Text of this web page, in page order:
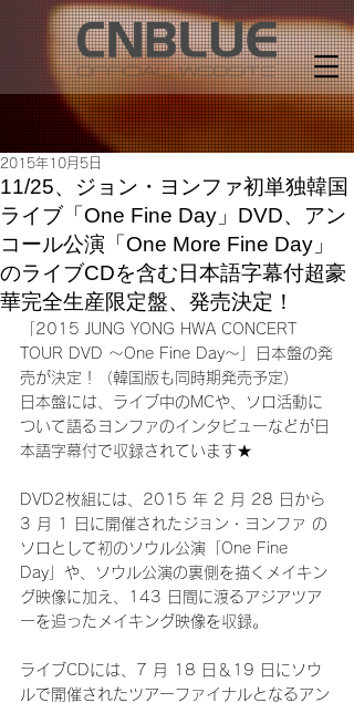
11/25、ジョン・ヨンファ初単独韓国
ライブ「One Fine Day」DVD、アン
コール公演「One More Fine Day」
のライブCDを含む日本語字幕付超豪
華完全生産限定盤、発売決定！
2015年10月5日
「2015 JUNG YONG HWA CONCERT
TOUR DVD ～One Fine Day～」日本盤の発
売が決定！（韓国版も同時期発売予定）
日本盤には、ライブ中のMCや、ソロ活動に
ついて語るヨンファのインタビューなどが日
本語字幕付で収録されています★
DVD2枚組には、2015 年 2 月 28 日から
3 月 1 日に開催されたジョン・ヨンファ の
ソロとして初のソウル公演「One Fine
Day」や、ソウル公演の裏側を描くメイキン
グ映像に加え、143 日間に渡るアジアツア
ーを追ったメイキング映像を収録。
ライブCDには、7 月 18 日＆19 日にソウ
ルで開催されたツアーファイナルとなるアン